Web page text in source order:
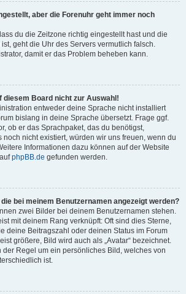
aber die Forenuhr geht immer noch
du die Zeitzone richtig eingestellt hast und die
geht die Uhr des Servers vermutlich falsch.
damit er das Problem beheben kann.
diesem Board nicht zur Auswahl!
entweder deine Sprache nicht installiert
bislang in deine Sprache übersetzt. Frage ggf.
ob er das Sprachpaket, das du benötigst,
noch nicht existiert, würden wir uns freuen, wenn du
Informationen dazu können auf der Website
phpBB.de gefunden werden.
bei meinem Benutzernamen angezeigt werden?
zwei Bilder bei deinem Benutzernamen stehen.
mit deinem Rang verknüpft: Oft sind dies Sterne,
deine Beitragszahl oder deinen Status im Forum
größere, Bild wird auch als „Avatar“ bezeichnet.
der Regel um ein persönliches Bild, welches von
ist.